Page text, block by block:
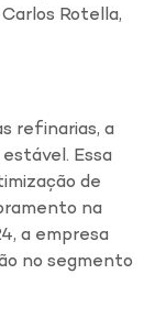
Rotella,
refinarias, a
Essa
de
na
a empresa
no segmento